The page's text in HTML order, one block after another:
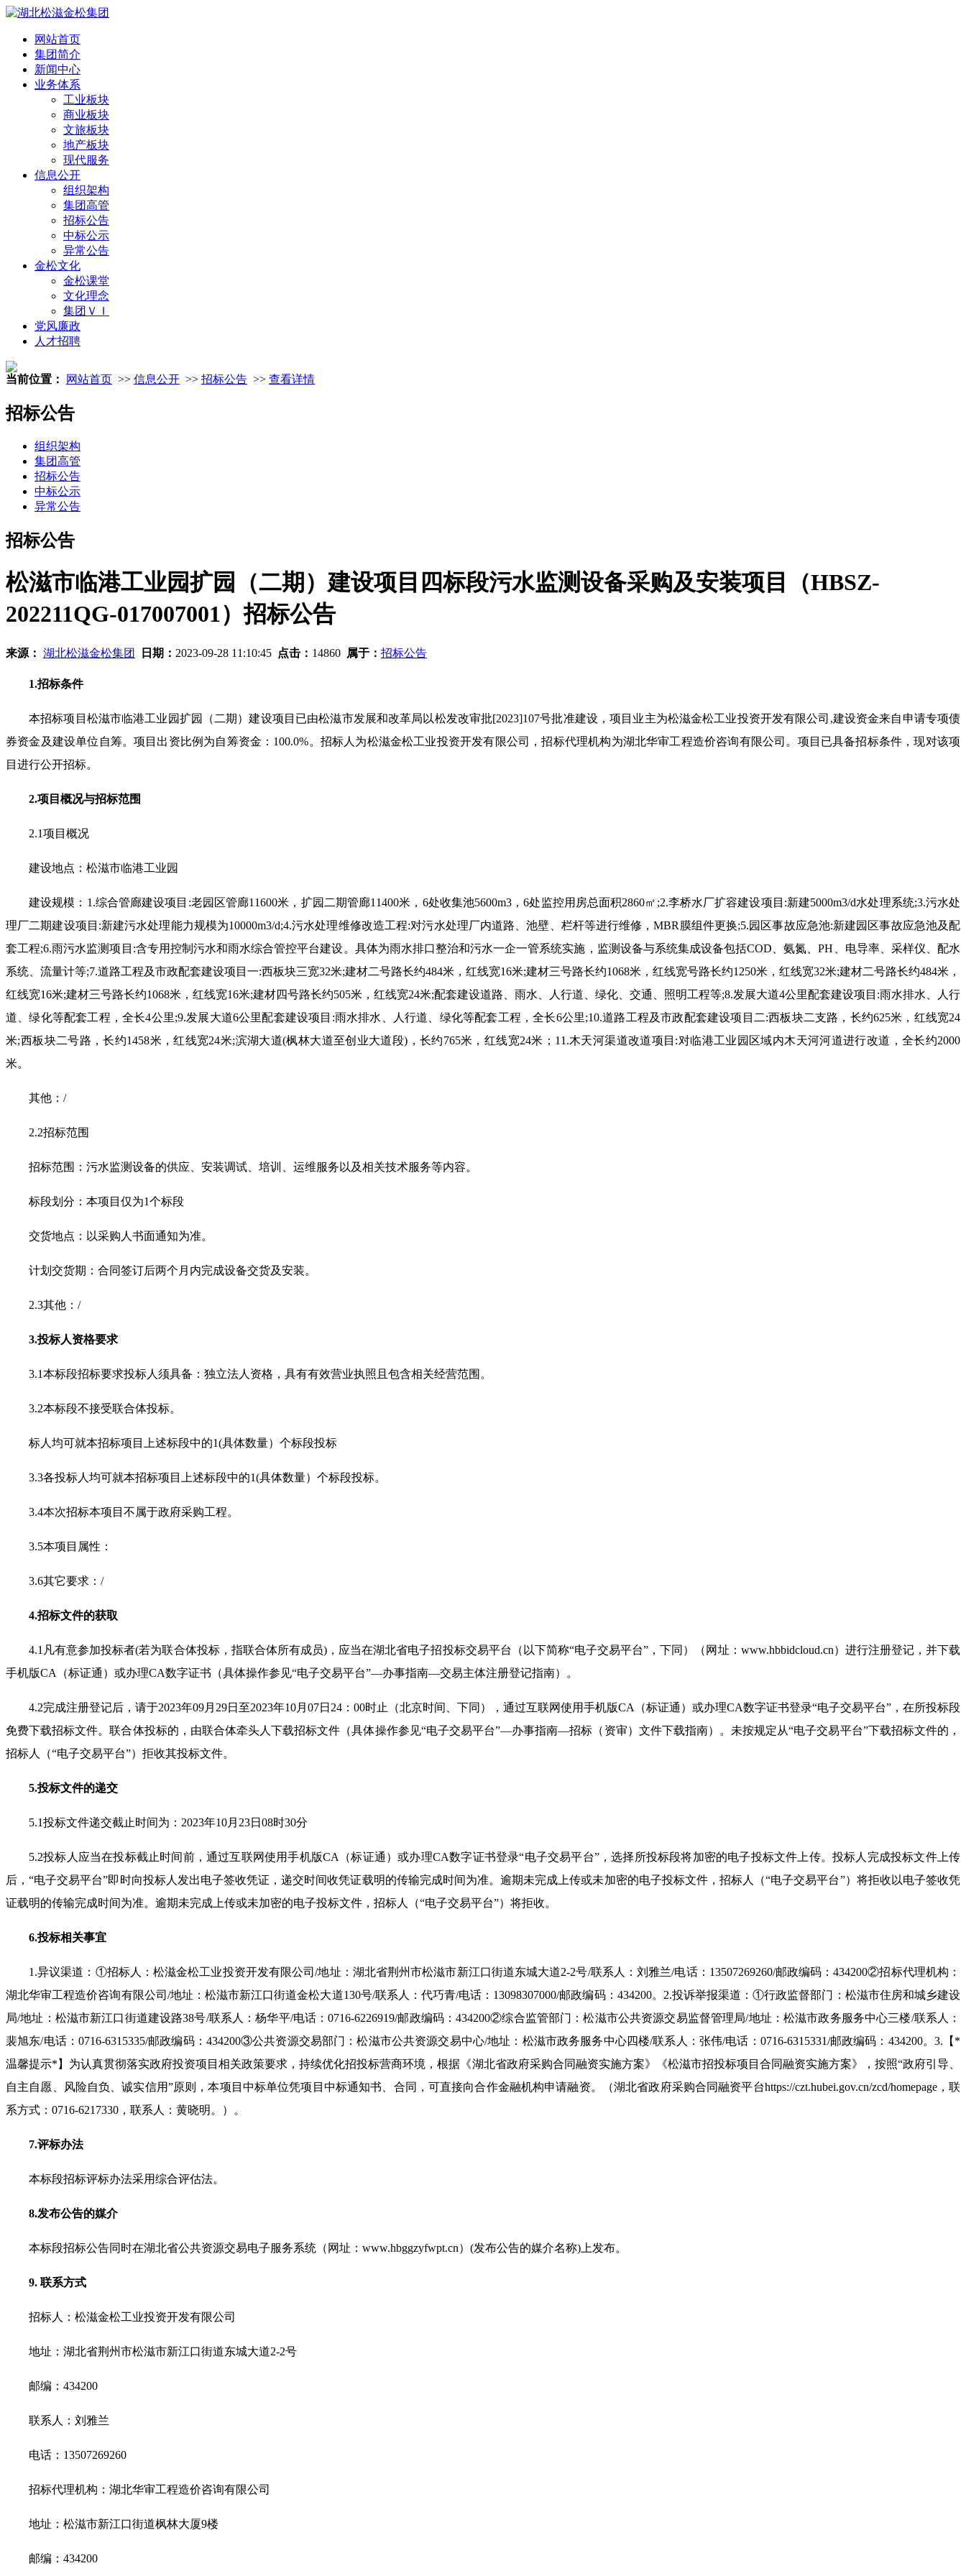
网站首页
集团简介
新闻中心
业务体系
工业板块
商业板块
文旅板块
地产板块
现代服务
信息公开
组织架构
集团高管
招标公告
中标公示
异常公告
金松文化
金松课堂
文化理念
集团ＶＩ
党风廉政
人才招聘
当前位置： 网站首页 >> 信息公开 >> 招标公告 >> 查看详情
招标公告
组织架构
集团高管
招标公告
中标公示
异常公告
招标公告
松滋市临港工业园扩园（二期）建设项目四标段污水监测设备采购及安装项目（HBSZ-
202211QG-017007001）招标公告
来源： 湖北松滋金松集团 日期： 2023-09-28 11:10:45 点击： 14860 属于： 招标公告
1.招标条件
本招标项目松滋市临港工业园扩园（二期）建设项目已由松滋市发展和改革局以松发改审批[2023]107号批准建设，项目业主为松滋金松工业投资开发有限公司 ,建设资金来自申请专项债
券资金及建设单位自筹。项目出资比例为自筹资金： 100.0%。招标人为松滋金松工业投资开发有限公司，招标代理机构为湖北华审工程造价咨询有限公司。项目已具备招标条件，现对该项
目进行公开招标。
2.项目概况与招标范围
2.1项目概况
建设地点：松滋市临港工业园
建设规模： 1.综合管廊建设项目 :老园区管廊11600米，扩园二期管廊11400米， 6处收集池5600m3 ，6处监控用房总面积2860㎡ ;2.李桥水厂扩容建设项目 :新建5000m3/d水处理系统;3.污水处
理厂二期建设项目 :新建污水处理能力规模为10000m3/d;4.污水处理维修改造工程:对污水处理厂内道路、池壁、栏杆等进行维修，MBR 膜组件更换;5.园区事故应急池:新建园区事故应急池及配
套工程;6.雨污水监测项目 :含专用控制污水和雨水综合管控平台建设。具体为雨水排口整治和污水一企一管系统实施，监测设备与系统集成设备包括COD 、氨氮、PH 、电导率、采样仪、配水
系统、流量计等;7.道路工程及市政配套建设项目一:西板块三宽32米;建材二号路长约484米，红线宽16米;建材三号路长约1068米，红线宽号路长约1250米，红线宽32米;建材二号路长约484米，
红线宽16米;建材三号路长约1068米，红线宽16米;建材四号路长约505米，红线宽24米;配套建设道路、雨水、人行道、绿化、交通、照明工程等;8.发展大道4公里配套建设项目 :雨水排水、人行
道、绿化等配套工程，全长4公里;9.发展大道6公里配套建设项目 :雨水排水、人行道、绿化等配套工程，全长6公里;10.道路工程及市政配套建设项目二:西板块二支路，长约625米，红线宽24
米;西板块二号路，长约1458米，红线宽24米;滨湖大道(枫林大道至创业大道段) ，长约765米，红线宽24米； 11.木天河渠道改道项目 :对临港工业园区域内木天河河道进行改道，全长约2000
米。
其他： /
2.2招标范围
招标范围：污水监测设备的供应、安装调试、培训、运维服务以及相关技术服务等内容。
标段划分：本项目仅为1个标段
交货地点：以采购人书面通知为准。
计划交货期：合同签订后两个月内完成设备交货及安装。
2.3其他： /
3.投标人资格要求
3.1本标段招标要求投标人须具备：独立法人资格，具有有效营业执照且包含相关经营范围。
3.2本标段不接受联合体投标。
标人均可就本招标项目上述标段中的1(具体数量）个标段投标
3.3各投标人均可就本招标项目上述标段中的1(具体数量）个标段投标。
3.4本次招标本项目不属于政府采购工程。
3.5本项目属性：
3.6其它要求： /
4.招标文件的获取
4.1 凡有意参加投标者(若为联合体投标，指联合体所有成员) ，应当在湖北省电子招投标交易平台（以下简称“电子交易平台”，下同）（网址： www.hbbidcloud.cn）进行注册登记，并下载
手机版CA （标证通）或办理CA数字证书（具体操作参见“电子交易平台”—办事指南—交易主体注册登记指南）。
4.2完成注册登记后，请于2023年09月 29日至2023年10月 07日 24 ： 00时止（北京时间、下同），通过互联网使用手机版CA （标证通）或办理CA数字证书登录“电子交易平台”，在所投标段
免费下载招标文件。联合体投标的，由联合体牵头人下载招标文件（具体操作参见“电子交易平台”—办事指南—招标（资审）文件下载指南）。未按规定从“电子交易平台”下载招标文件的，
招标人（“电子交易平台”）拒收其投标文件。
5.投标文件的递交
5.1投标文件递交截止时间为： 2023年10月 23日 08时30分
5.2投标人应当在投标截止时间前，通过互联网使用手机版CA （标证通）或办理CA数字证书登录“电子交易平台”，选择所投标段将加密的电子投标文件上传。投标人完成投标文件上传
后，“电子交易平台”即时向投标人发出电子签收凭证，递交时间收凭证载明的传输完成时间为准。逾期未完成上传或未加密的电子投标文件，招标人（“电子交易平台”）将拒收以电子签收凭
证载明的传输完成时间为准。逾期未完成上传或未加密的电子投标文件，招标人（“电子交易平台”）将拒收。
6.投标相关事宜
1.异议渠道：①招标人：松滋金松工业投资开发有限公司/地址：湖北省荆州市松滋市新江口街道东城大道2-2号/联系人：刘雅兰/电话： 13507269260/邮政编码：434200②招标代理机构：
湖北华审工程造价咨询有限公司 /地址：松滋市新江口街道金松大道130号/联系人：代巧青/电话： 13098307000/邮政编码： 434200。 2.投诉举报渠道：①行政监督部门：松滋市住房和城乡建设
局/地址：松滋市新江口街道建设路38号/联系人：杨华平/电话：0716-6226919/邮政编码：434200②综合监管部门：松滋市公共资源交易监督管理局/地址：松滋市政务服务中心三楼/联系人：
裴旭东/电话：0716-6315335/邮政编码： 434200③公共资源交易部门：松滋市公共资源交易中心/地址：松滋市政务服务中心四楼/联系人：张伟/电话： 0716-6315331/邮政编码： 434200。 3. 【 *
温馨提示* 】为认真贯彻落实政府投资项目相关政策要求，持续优化招投标营商环境，根据《湖北省政府采购合同融资实施方案》《松滋市招投标项目合同融资实施方案》，按照“政府引导、
自主自愿、风险自负、诚实信用”原则，本项目中标单位凭项目中标通知书、合同，可直接向合作金融机构申请融资。（湖北省政府采购合同融资平台https://czt.hubei.gov.cn/zcd/homepage，联
系方式： 0716-6217330 ，联系人：黄晓明。）。
7.评标办法
本标段招标评标办法采用综合评估法。
8.发布公告的媒介
本标段招标公告同时在湖北省公共资源交易电子服务系统（网址： www.hbggzyfwpt.cn） (发布公告的媒介名称) 上发布。
9.联系方式
招标人：松滋金松工业投资开发有限公司
地址：湖北省荆州市松滋市新江口街道东城大道2-2号
邮编： 434200
联系人：刘雅兰
电话： 13507269260
招标代理机构：湖北华审工程造价咨询有限公司
地址：松滋市新江口街道枫林大厦9楼
邮编： 434200